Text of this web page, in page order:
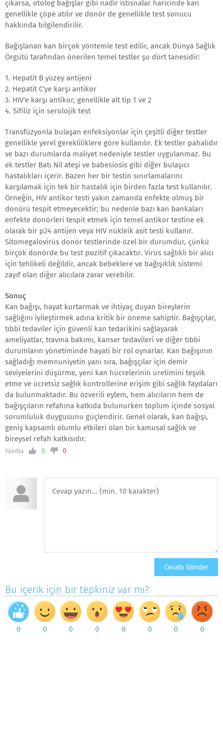
çıkarsa, otolog bağışlar gibi nadir istisnalar haricinde kan
genellikle çöpe atılır ve donör de genellikle test sonucu
hakkında bilgilendirilir.
Bağışlanan kan birçok yöntemle test edilir, ancak Dünya Sağlık
Örgütü tarafından önerilen temel testler şu dört tanesidir:
1. Hepatit B yüzey antijeni
2. Hepatit C'ye karşı antikor
3. HIV'e karşı antikor, genellikle alt tip 1 ve 2
4. Sifiliz için serolojik test
Transfüzyonla bulaşan enfeksiyonlar için çeşitli diğer testler
genellikle yerel gerekliliklere göre kullanılır. Ek testler pahalıdır
ve bazı durumlarda maliyet nedeniyle testler uygulanmaz. Bu
ek testler Batı Nil ateşi ve babesiosis gibi diğer bulaşıcı
hastalıkları içerir. Bazen her bir testin sınırlamalarını
karşılamak için tek bir hastalık için birden fazla test kullanılır.
Örneğin, HIV antikor testi yakın zamanda enfekte olmuş bir
donörü tespit etmeyecektir; bu nedenle bazı kan bankaları
enfekte donörleri tespit etmek için temel antikor testine ek
olarak bir p24 antijen veya HIV nükleik asit testi kullanır.
Sitomegalovirüs donör testlerinde özel bir durumdur, çünkü
birçok donörde bu test pozitif çıkacaktır. Virüs sağlıklı bir alıcı
için tehlikeli değildir, ancak bebeklere ve bağışıklık sistemi
zayıf olan diğer alıcılara zarar verebilir.
Sonuç
Kan bağışı, hayat kurtarmak ve ihtiyaç duyan bireylerin
sağlığını iyileştirmek adına kritik bir öneme sahiptir. Bağışçılar,
tıbbi tedaviler için güvenli kan tedarikini sağlayarak
ameliyatlar, travma bakımı, kanser tedavileri ve diğer tıbbi
durumların yönetiminde hayati bir rol oynarlar. Kan bağışının
sağladığı memnuniyetin yanı sıra, bağışçılar için demir
seviyelerini düşürme, yeni kan hücrelerinin üretimini teşvik
etme ve ücretsiz sağlık kontrollerine erişim gibi sağlık faydaları
da bulunmaktadır. Bu özverili eylem, hem alıcıların hem de
bağışçıların refahına katkıda bulunurken toplum içinde sosyal
sorumluluk duygusunu güçlendirir. Genel olarak, kan bağışı,
geniş kapsamlı olumlu etkileri olan bir kamusal sağlık ve
bireysel refah katkısıdır.
Yanıtla 0 0
Bu içerik için bir tepkiniz var mı?
0 0 0 0 0 0 0 0